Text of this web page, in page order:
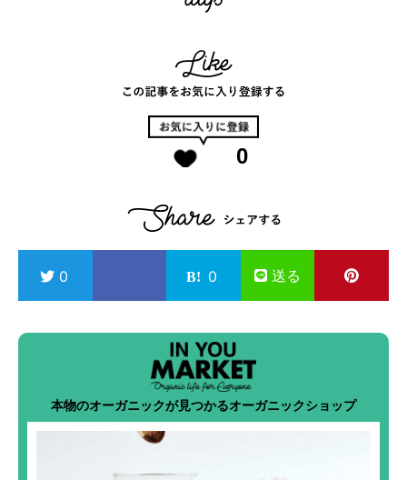
0
0 0 送る
本物のオーガニックが見つかるオーガニックショップ